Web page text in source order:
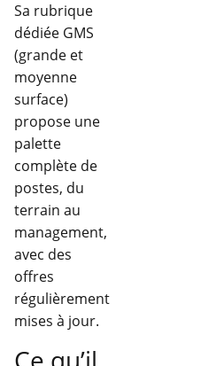
Sa rubrique
dédiée GMS
(grande et
moyenne
surface)
propose une
palette
complète de
postes, du
terrain au
management,
avec des
offres
régulièrement
mises à jour.